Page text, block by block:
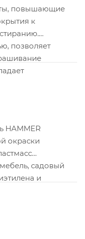
повышающие
к
позволяет
HAMMER
окраски
садовый
и